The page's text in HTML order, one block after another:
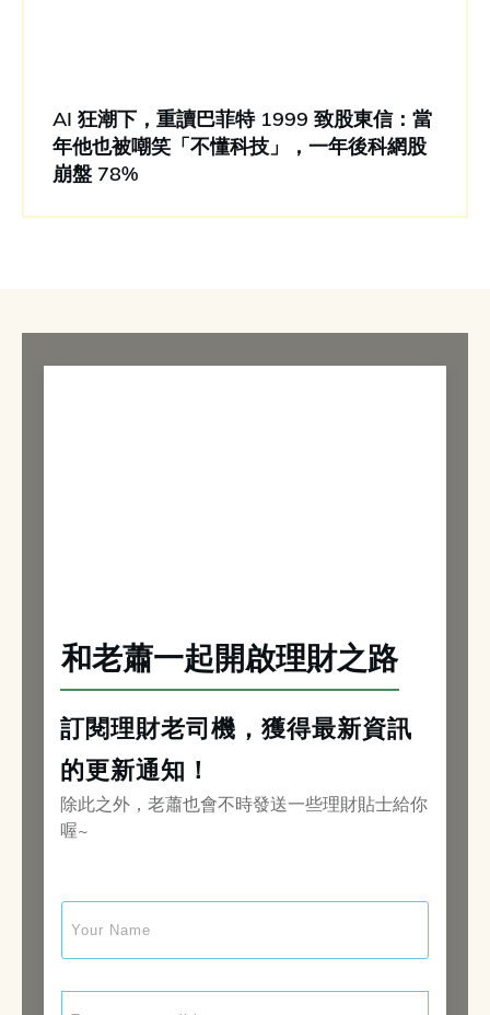
AI 狂潮下，重讀巴菲特 1999 致股東信：當
年他也被嘲笑「不懂科技」，一年後科網股
崩盤 78%
和老蕭一起開啟理財之路
訂閱理財老司機，獲得最新資訊
的更新通知！
除此之外，老蕭也會不時發送一些理財貼士給你
喔~